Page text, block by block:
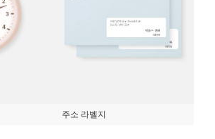
주소 라벨지